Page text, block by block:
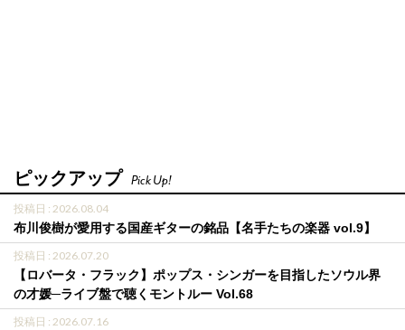
ピックアップ Pick Up!
投稿日 : 2026.08.04
布川俊樹が愛用する国産ギターの銘品【名手たちの楽器 vol.9】
投稿日 : 2026.07.20
【ロバータ・フラック】ポップス・シンガーを目指したソウル界
の才媛─ライブ盤で聴くモントルー Vol.68
投稿日 : 2026.07.16